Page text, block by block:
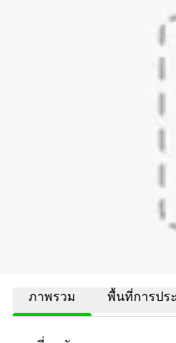
ภาพรวม พื้นที่การปร